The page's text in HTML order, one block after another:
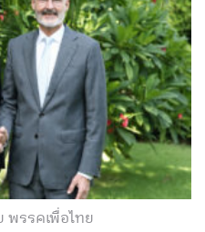
พรรคเพื่อไทย